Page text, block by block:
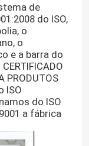
de
do ISO,
o
o
e a barra do
PRODUTOS
ISO
do ISO
a fábrica